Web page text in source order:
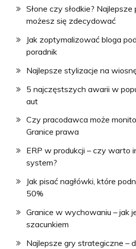
Słone czy słodkie?
możesz się zdecydować
Jak zoptymalizować bloga
poradnik
Najlepsze stylizacje na
5 najczęstszych awarii w
aut
Czy pracodawca może
Granice prawa
ERP w produkcji – czy warto
system?
Jak pisać nagłówki, które
50%
Granice w wychowaniu – jak
szacunkiem
Najlepsze gry strategiczne –